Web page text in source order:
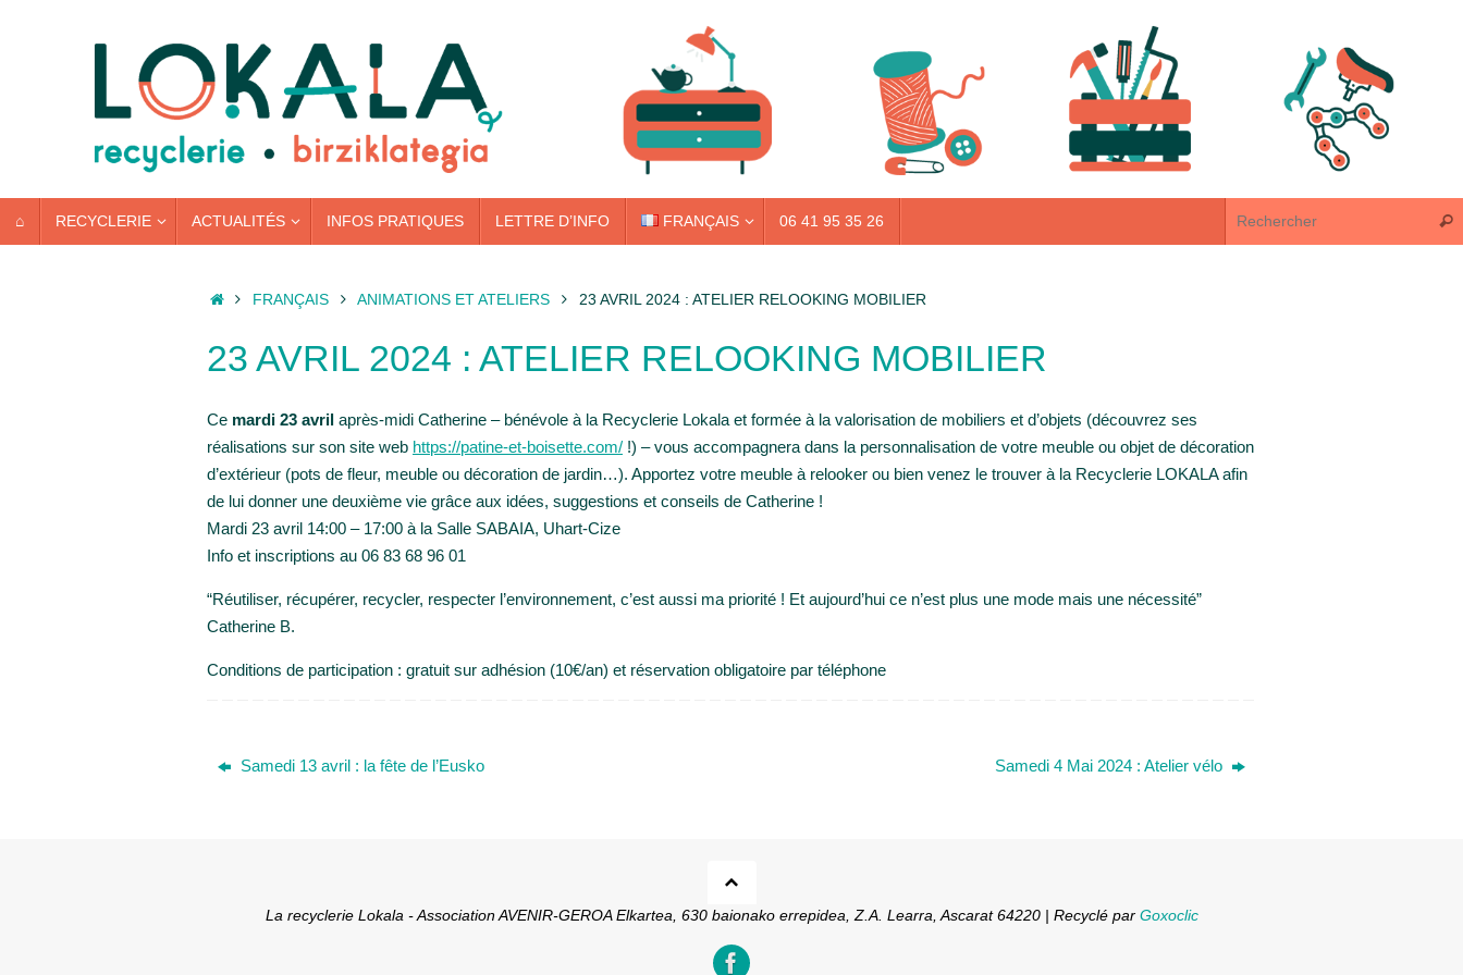
AU
⌂ RECYCLERIE ACTUALITÉS INFOS PRATIQUES LETTRE D’INFO FRANÇAIS 06 41 95 35 26
ACCUEIL
FRANÇAIS ANIMATIONS ET ATELIERS 23 AVRIL 2024 : ATELIER RELOOKING MOBILIER
23 AVRIL 2024 : ATELIER RELOOKING MOBILIER
Ce mardi 23 avril après-midi Catherine – bénévole à la Recyclerie Lokala et formée à la valorisation de mobiliers et d’objets (découvrez ses
réalisations sur son site web https://patine-et-boisette.com/ !) – vous accompagnera dans la personnalisation de votre meuble ou objet de décoration
d’extérieur (pots de fleur, meuble ou décoration de jardin…). Apportez votre meuble à relooker ou bien venez le trouver à la Recyclerie LOKALA afin
de lui donner une deuxième vie grâce aux idées, suggestions et conseils de Catherine !
Mardi 23 avril 14:00 – 17:00 à la Salle SABAIA, Uhart-Cize
Info et inscriptions au 06 83 68 96 01
“Réutiliser, récupérer, recycler, respecter l’environnement, c’est aussi ma priorité ! Et aujourd’hui ce n’est plus une mode mais une nécessité”
Catherine B.
Conditions de participation : gratuit sur adhésion (10€/an) et réservation obligatoire par téléphone
Samedi 13 avril : la fête de l’Eusko Samedi 4 Mai 2024 : Atelier vélo
La recyclerie Lokala - Association AVENIR-GEROA Elkartea, 630 baionako errepidea, Z.A. Learra, Ascarat 64220 | Recyclé par Goxoclic